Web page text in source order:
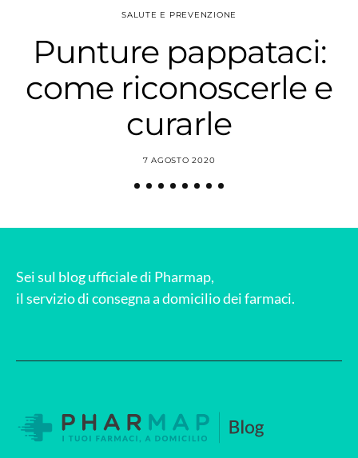
SALUTE E PREVENZIONE
Punture pappataci:
come riconoscerle e
curarle
7 AGOSTO 2020
Sei sul blog ufficiale di Pharmap,
il servizio di consegna a domicilio dei farmaci.